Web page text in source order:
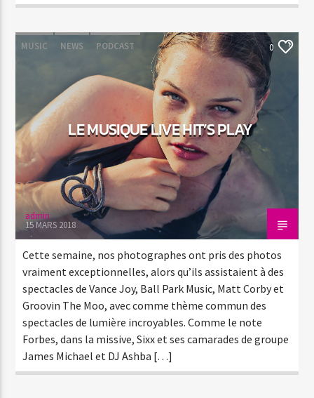
MUSIC NEWS PODCAST 0
LE MUSIQUE LIVE HIT’S PLAY
admin
15 MARS 2018
Cette semaine, nos photographes ont pris des photos
vraiment exceptionnelles, alors qu’ils assistaient à des
spectacles de Vance Joy, Ball Park Music, Matt Corby et
Groovin The Moo, avec comme thème commun des
spectacles de lumière incroyables. Comme le note
Forbes, dans la missive, Sixx et ses camarades de groupe
James Michael et DJ Ashba […]